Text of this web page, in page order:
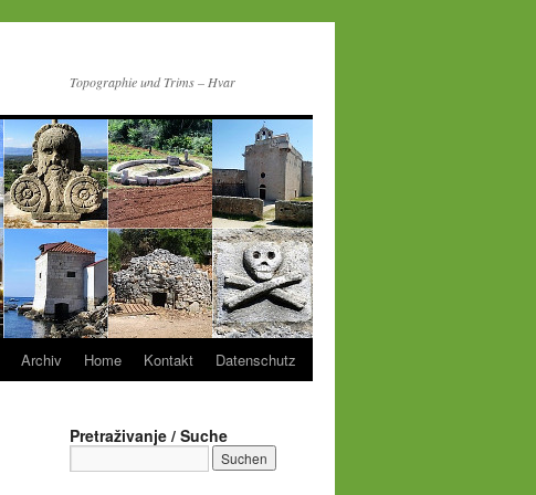
Topographie und Trims – Hvar
Archiv Home Kontakt Datenschutz
Pretraživanje / Suche